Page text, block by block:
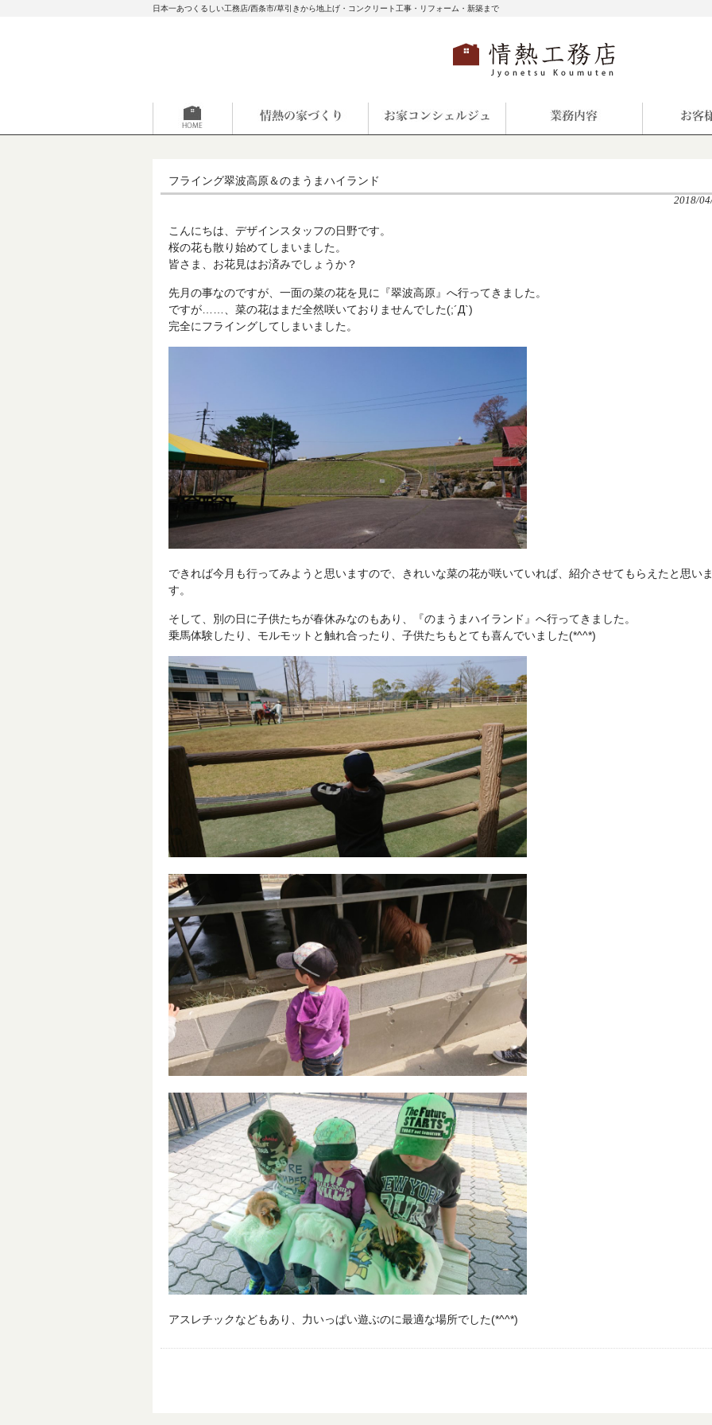
日本一あつくるしい工務店/西条市/草引きから地上げ・コンクリート工事・リフォーム・新築まで
フライング翠波高原＆のまうまハイランド
2018/
こんにちは、デザインスタッフの日野です。
桜の花も散り始めてしまいました。
皆さま、お花見はお済みでしょうか？
先月の事なのですが、一面の菜の花を見に『翠波高原』へ行ってきました。
ですが……、菜の花はまだ全然咲いておりませんでした(;´Д`)
完全にフライングしてしまいました。
できれば今月も行ってみようと思いますので、きれいな菜の花が咲いていれば、紹介させてもらえたと思い
す。
そして、別の日に子供たちが春休みなのもあり、『のまうまハイランド』へ行ってきました。
乗馬体験したり、モルモットと触れ合ったり、子供たちもとても喜んでいました(*^^*)
アスレチックなどもあり、力いっぱい遊ぶのに最適な場所でした(*^^*)